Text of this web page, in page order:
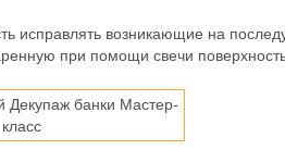
исправлять возникающие на
при помощи свечи поверхность